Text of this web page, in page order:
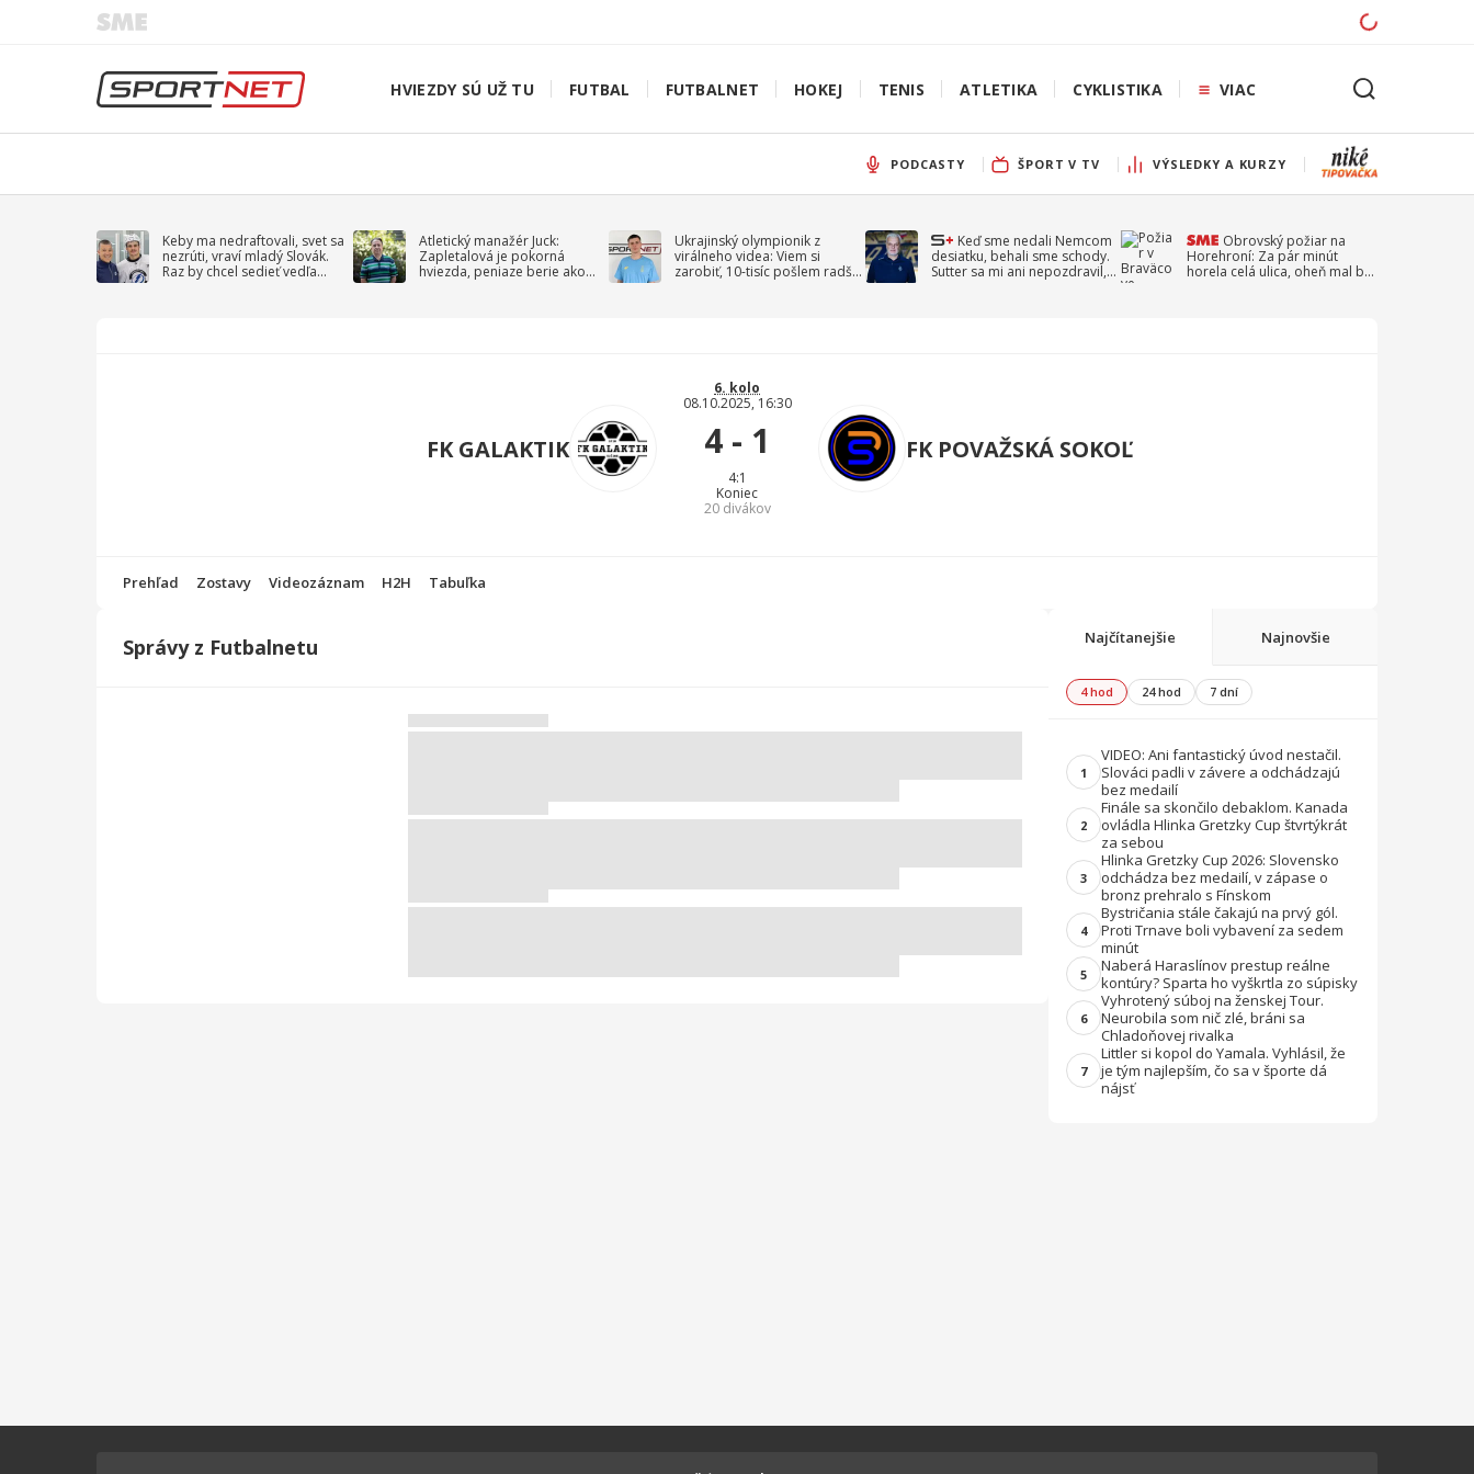
HVIEZDY SÚ UŽ TU FUTBAL FUTBALNET HOKEJ TENIS ATLETIKA CYKLISTIKA VIAC
PODCASTY ŠPORT V TV VÝSLEDKY A KURZY
Keby ma nedraftovali, svet sa
nezrúti, vraví mladý Slovák.
Raz by chcel sedieť vedľa
Atletický manažér Juck:
Zapletalová je pokorná
hviezda, peniaze berie ako
Ukrajinský olympionik z
virálneho videa: Viem si
zarobiť, 10-tisíc pošlem radšej
Keď sme nedali Nemcom
desiatku, behali sme schody.
Sutter sa mi ani nepozdravil,
Obrovský požiar na
Horehroní: Za pár minút
horela celá ulica, oheň mal byť
FK GALAKTIK
6. kolo
08.10.2025, 16:30
4 - 1
4:1
Koniec
20divákov
FK POVAŽSKÁ SOKOĽ
Prehľad Zostavy Videozáznam H2H Tabuľka
Správy z Futbalnetu Najčítanejšie Najnovšie
4 hod 24 hod 7 dní
1
VIDEO: Ani fantastický úvod nestačil.
Slováci padli v závere a odchádzajú
bez medailí
2
Finále sa skončilo debaklom. Kanada
ovládla Hlinka Gretzky Cup štvrtýkrát
za sebou
3
Hlinka Gretzky Cup 2026: Slovensko
odchádza bez medailí, v zápase o
bronz prehralo s Fínskom
4
Bystričania stále čakajú na prvý gól.
Proti Trnave boli vybavení za sedem
minút
5
Naberá Haraslínov prestup reálne
kontúry? Sparta ho vyškrtla zo súpisky
6
Vyhrotený súboj na ženskej Tour.
Neurobila som nič zlé, bráni sa
Chladoňovej rivalka
7
Littler si kopol do Yamala. Vyhlásil, že
je tým najlepším, čo sa v športe dá
nájsť